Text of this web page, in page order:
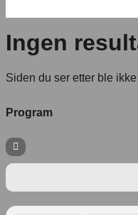
Ingen
Siden du ser etter ble
Program